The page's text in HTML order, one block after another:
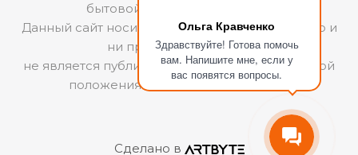
Ольга Кравченко
Здравствуйте! Готова помочь
вам. Напишите мне, если у
вас появятся вопросы.
бытовой техники «ЭКСПЕРТ».
Данный сайт носит информационный характер и
ни при каких условиях
не является публичной офертой, определяемой
положениями Статьи 437 (2) ГКРФ.
Сделано в